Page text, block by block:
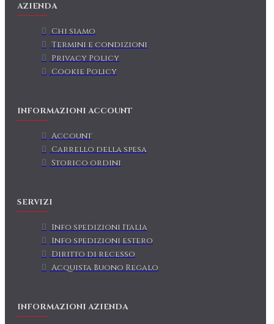
AZIENDA
Chi siamo
Termini e condizioni
Privacy Policy
Cookie Policy
INFORMAZIONI ACCOUNT
Account
Carrello della spesa
Storico ordini
SERVIZI
Info spedizioni Italia
Info spedizioni estero
Diritto di recesso
Acquista Buono Regalo
INFORMAZIONI AZIENDA